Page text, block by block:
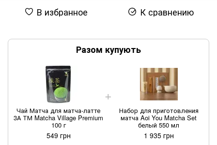
В избранное К сравнению
Разом купують
Чай Матча для матча-латте
3А ТМ Matcha Village Premium
100 г
549 грн
Набор для приготовления
матча Aoi You Matcha Set
белый 550 мл
1 935 грн